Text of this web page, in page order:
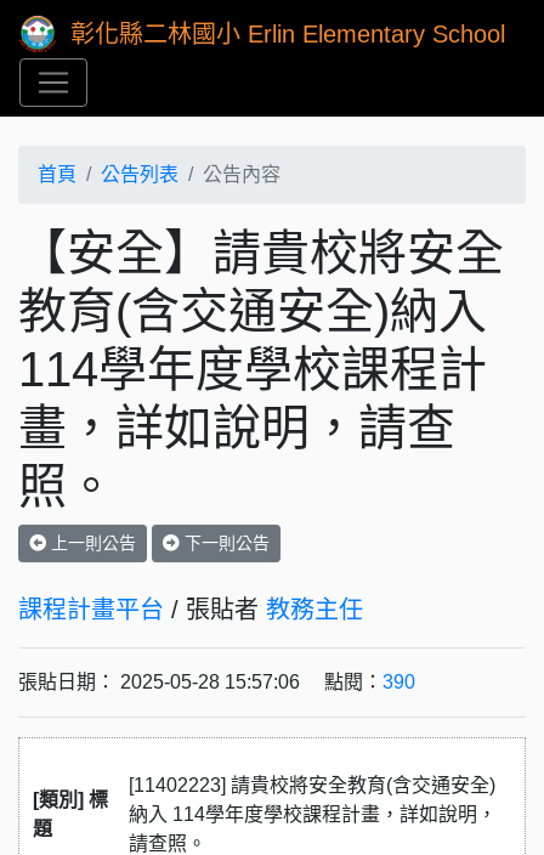
彰化縣二林國小 Erlin Elementary School
首頁 公告列表 公告內容
【安全】請貴校將安全
教育(含交通安全)納入
114學年度學校課程計
畫，詳如說明，請查
照。
上一則公告 下一則公告
課程計畫平台 / 張貼者 教務主任
張貼日期： 2025-05-28 15:57:06 點閱： 390
[類別] 標
題
[11402223] 請貴校將安全教育(含交通安全)
納入 114學年度學校課程計畫，詳如說明，
請查照。